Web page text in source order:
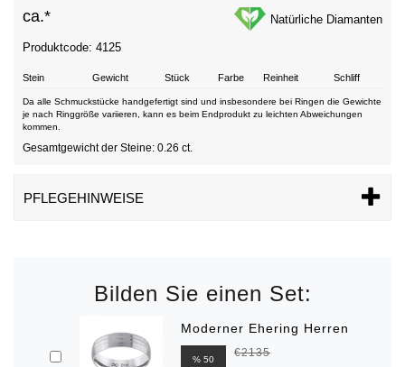
ca.* Natürliche Diamanten
Produktcode: 4125
Stein Gewicht Stück Farbe Reinheit Schliff
Da alle Schmuckstücke handgefertigt sind und insbesondere bei Ringen die Gewichte
je nach Ringgröße variieren, kann es beim Endprodukt zu leichten Abweichungen
kommen.
Gesamtgewicht der Steine: 0.26 ct.
PFLEGEHINWEISE
Bilden Sie einen Set:
Moderner Ehering Herren
% 50
€2135